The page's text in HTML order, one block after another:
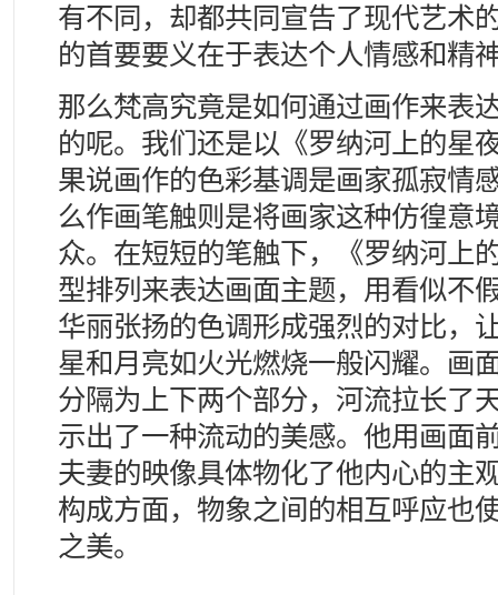
有不同，却都共同宣告了现代艺术
的首要要义在于表达个人情感和精
那么梵高究竟是如何通过画作来表
的呢。我们还是以《罗纳河上的星
果说画作的色彩基调是画家孤寂情
么作画笔触则是将画家这种仿徨意
众。在短短的笔触下，《罗纳河上
型排列来表达画面主题，用看似不
华丽张扬的色调形成强烈的对比，
星和月亮如火光燃烧一般闪耀。画
分隔为上下两个部分，河流拉长了
示出了一种流动的美感。他用画面
夫妻的映像具体物化了他内心的主
构成方面，物象之间的相互呼应也
之美。